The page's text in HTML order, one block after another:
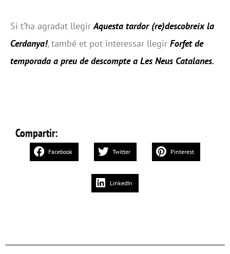
Si t’ha agradat llegirAquesta tardor (re)descobreix la
Cerdanya!, també et pot interessar llegir Forfet de
temporada a preu de descompte a Les Neus Catalanes.
Compartir:
Facebook Twitter Pinterest
LinkedIn